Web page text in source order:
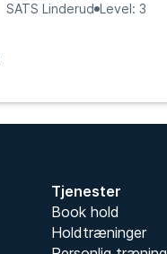
SATS Linderud Level: 3
Tjenester
Book hold
Holdtræninger